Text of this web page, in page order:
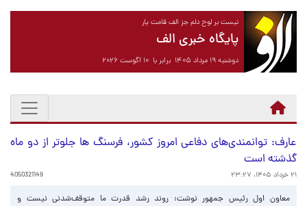
نیست بر لوح دلم جز الف قامت یار
پایگاه خبری الف
دوشنبه ۱۹ مرداد ۱۴۰۵ برابر با ۱۰ آگوست ۲۰۲۶
عارف: توانمندی‌های دفاعی امروز کشور، فرسنگ ها جلوتر از دو ماه
گذشته است
۲۱ خرداد ۱۴۰۵، ۲۳:۲۷ 4050321149
معاون اول رئیس‌ جمهور نوشت: روند رشد قدرت ما متوقف‌شدنی نیست و